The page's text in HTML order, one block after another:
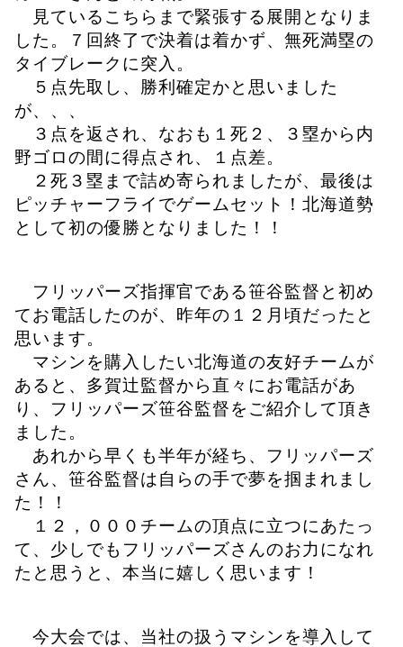
見ているこちらまで緊張する展開となりま
した。７回終了で決着は着かず、無死満塁の
タイブレークに突入。
５点先取し、勝利確定かと思いました
が、、、
３点を返され、なおも１死２、３塁から内
野ゴロの間に得点され、１点差。
２死３塁まで詰め寄られましたが、最後は
ピッチャーフライでゲームセット！北海道勢
として初の優勝となりました！！
フリッパーズ指揮官である笹谷監督と初め
てお電話したのが、昨年の１２月頃だったと
思います。
マシンを購入したい北海道の友好チームが
あると、多賀辻監督から直々にお電話があ
り、フリッパーズ笹谷監督をご紹介して頂き
ました。
あれから早くも半年が経ち、フリッパーズ
さん、笹谷監督は自らの手で夢を掴まれまし
た！！
１２，０００チームの頂点に立つにあたっ
て、少しでもフリッパーズさんのお力になれ
たと思うと、本当に嬉しく思います！
今大会では、当社の扱うマシンを導入して